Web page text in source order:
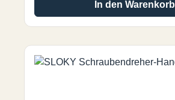
In den Warenkorb